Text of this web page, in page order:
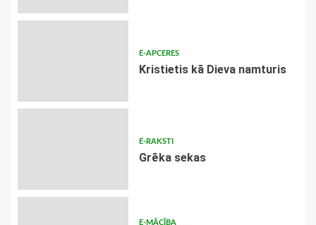
E-APCERES
Kristietis kā Dieva namturis
E-RAKSTI
Grēka sekas
E-MĀCĪBA